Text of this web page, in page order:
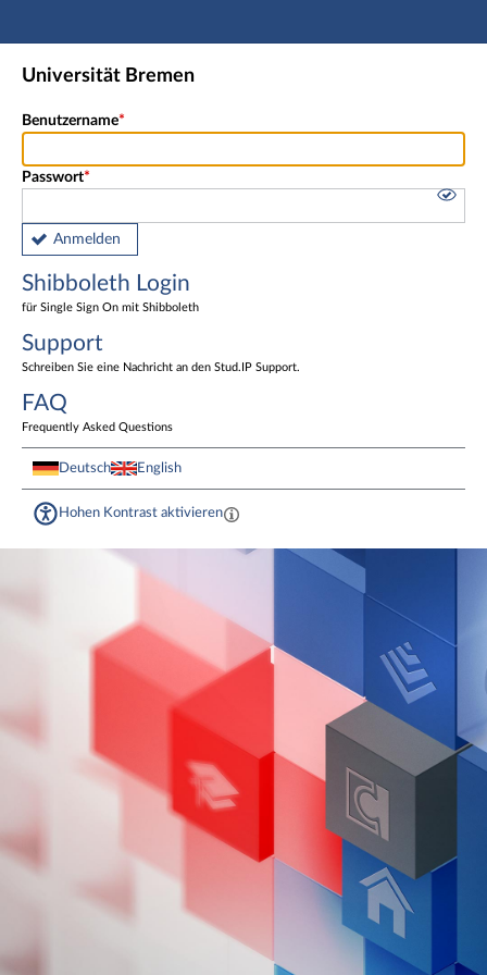
Hauptnavigation
Shibboleth Login
Universität Bremen
Benutzername
Passwort
Anmelden
Shibboleth Login
für Single Sign On mit Shibboleth
Support
Schreiben Sie eine Nachricht an den Stud.IP Support.
FAQ
Frequently Asked Questions
Deutsch English
Hohen Kontrast aktivieren